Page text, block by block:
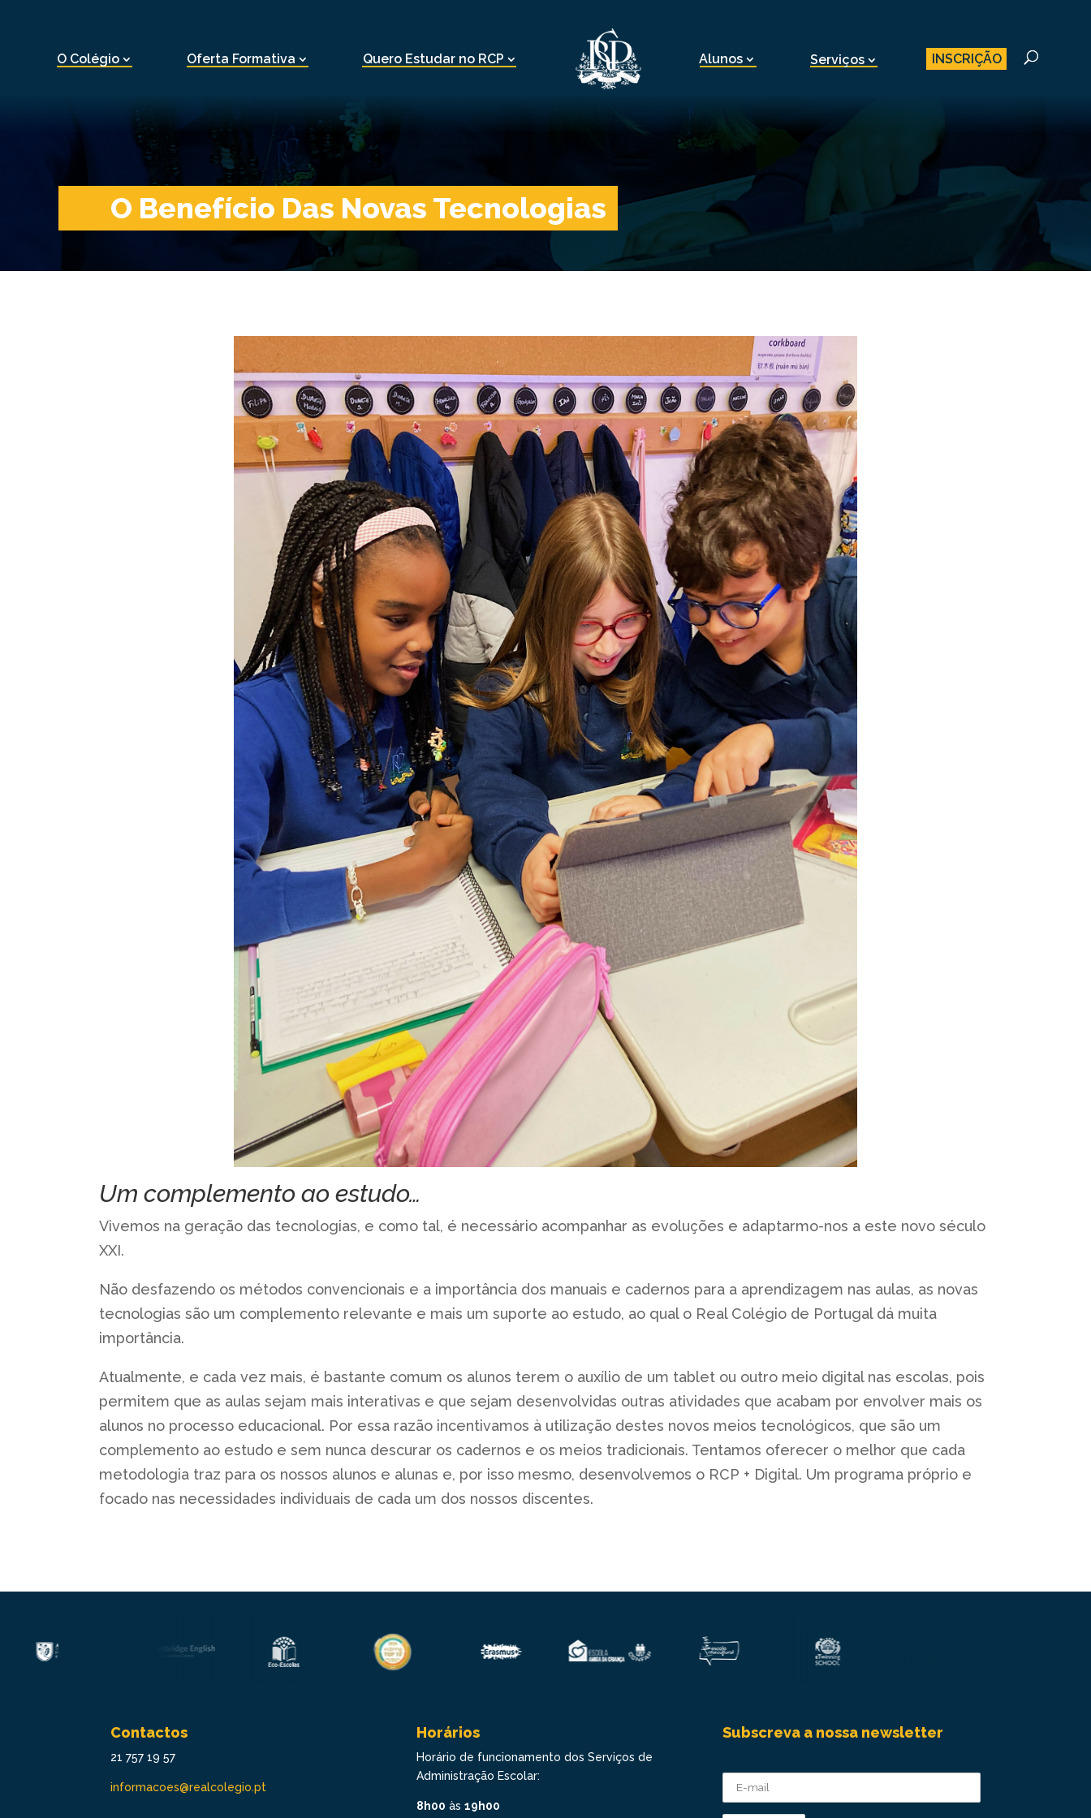
O Colégio Oferta Formativa Quero Estudar no RCP Alunos Serviços INSCRIÇÃO
O Benefício Das Novas Tecnologias
Um complemento ao estudo…
Vivemos na geração das tecnologias, e como tal, é necessário acompanhar as evoluções e adaptarmo-nos a este novo século
XXI.
Não desfazendo os métodos convencionais e a importância dos manuais e cadernos para a aprendizagem nas aulas, as novas
tecnologias são um complemento relevante e mais um suporte ao estudo, ao qual o Real Colégio de Portugal dá muita
importância.
Atualmente, e cada vez mais, é bastante comum os alunos terem o auxílio de um tablet ou outro meio digital nas escolas, pois
permitem que as aulas sejam mais interativas e que sejam desenvolvidas outras atividades que acabam por envolver mais os
alunos no processo educacional. Por essa razão incentivamos à utilização destes novos meios tecnológicos, que são um
complemento ao estudo e sem nunca descurar os cadernos e os meios tradicionais. Tentamos oferecer o melhor que cada
metodologia traz para os nossos alunos e alunas e, por isso mesmo, desenvolvemos o RCP + Digital. Um programa próprio e
focado nas necessidades individuais de cada um dos nossos discentes.
Contactos
21 757 19 57
informacoes@realcolegio.pt
Horários
Horário de funcionamento dos Serviços de
Administração Escolar:
8h00 às 19h00
Subscreva a nossa newsletter